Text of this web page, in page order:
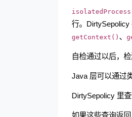
isolatedProcess
行。
getContext() 、
自检通过以后，
Java 层可以通过
DirtySepolicy 里
如果这些查询返